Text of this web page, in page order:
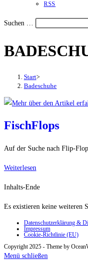
RSS
Suchen …
den
das
aus-
einzuklappen
Start>
Badeschuhe
FischFlops
Auf der Suche nach Flip-
Weiterlesen
Inhalts-Ende
Es existieren keine weiteren
Datenschutzerklärung &
Impressum
Cookie-Richtlinie (EU)
Copyright 2025 - Theme by
Menü schließen